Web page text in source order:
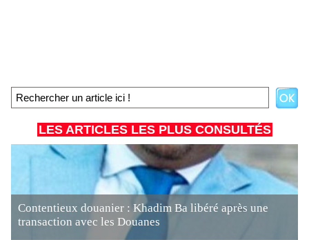
LES ARTICLES LES PLUS CONSULTÉS
Contentieux douanier : Khadim Ba libéré après une
transaction avec les Douanes